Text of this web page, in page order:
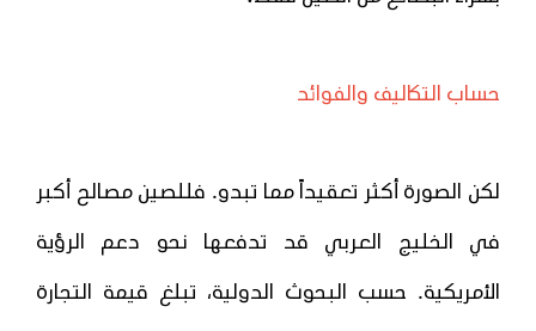
حساب التكاليف والفوائد
لكن الصورة أكثر تعقيداً مما تبدو. فللصين مصالح أكبر
في الخليج العربي قد تدفعها نحو دعم الرؤية
الأمريكية. حسب البحوث الدولية، تبلغ قيمة التجارة